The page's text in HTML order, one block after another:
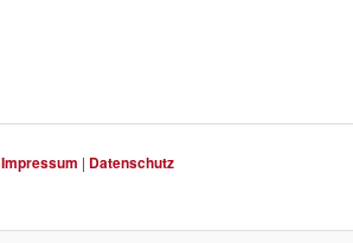
Impressum | Datenschutz